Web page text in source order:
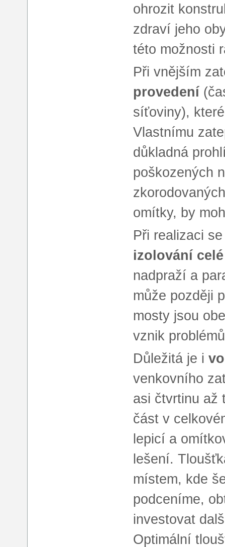
ohrozit
zdraví jeho
této možnosti
Při vnějším
provedení
síťoviny),
Vlastnímu
důkladná
poškozených
omítky, by
Při realizaci
izolování
nadpraží a
může později
mosty jsou
vznik
Důležitá je i
venkovního
asi čtvrtinu až
část v
lepicí a
lešení.
místem, kde
podceníme,
investovat
Optimální